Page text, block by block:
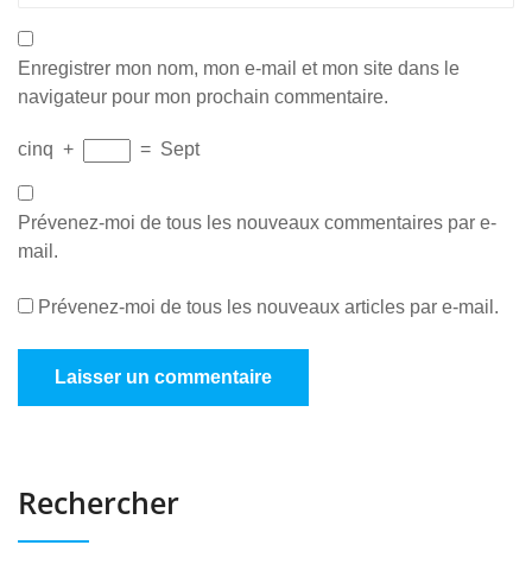
Enregistrer mon nom, mon e-mail et mon site dans le
navigateur pour mon prochain commentaire.
cinq + = Sept
Prévenez-moi de tous les nouveaux commentaires par e-
mail.
Prévenez-moi de tous les nouveaux articles par e-mail.
Rechercher